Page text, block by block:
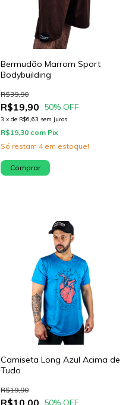
Bermudão Marrom Sport
Bodybuilding
R$19,90
R$39,90
50% OFF
3 xde R$6,63 sem juros
R$19,30 com Pix
Só restam 4em estoque!
Comprar
Camiseta Long Azul Acima de
Tudo
R$10,00
R$19,90
50% OFF